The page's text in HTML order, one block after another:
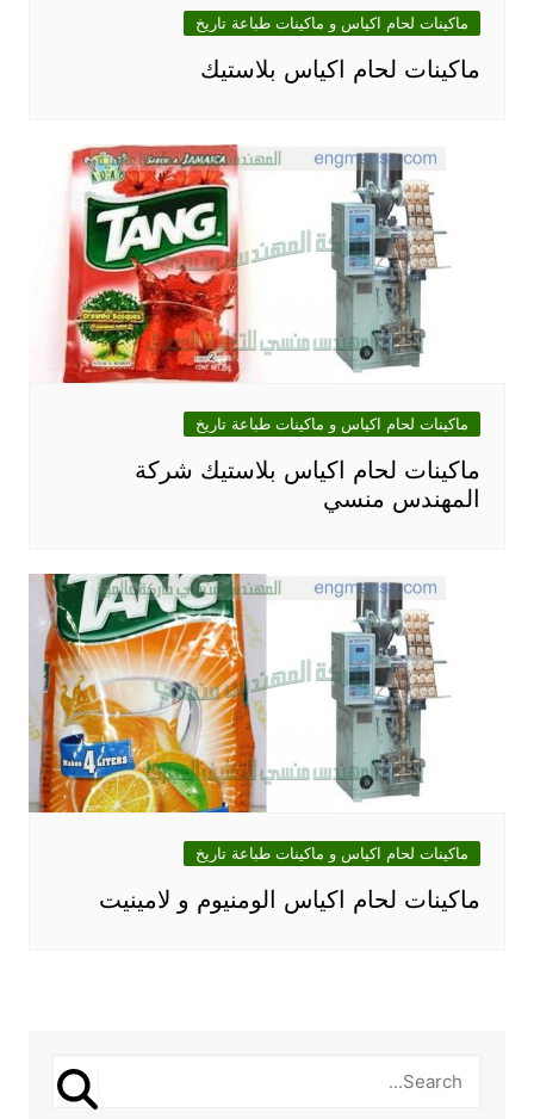
ماكينات لحام اكياس و ماكينات طباعة تاريخ
ماكينات لحام اكياس بلاستيك‎
ماكينات لحام اكياس و ماكينات طباعة تاريخ
ماكينات لحام اكياس بلاستيك شركة
المهندس منسي
ماكينات لحام اكياس و ماكينات طباعة تاريخ
ماكينات لحام اكياس الومنيوم و لامينيت